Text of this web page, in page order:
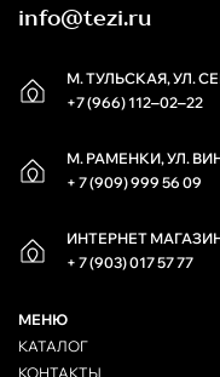
М. ТУЛЬСКАЯ, УЛ.
+7 (966) 112‒02‒22
М. РАМЕНКИ, УЛ.
+ 7 (909) 999 56 09
ИНТЕРНЕТ
+ 7 (903) 017 57 77
info@tezi.ru
МЕНЮ
КАТАЛОГ
КОНТАКТЫ